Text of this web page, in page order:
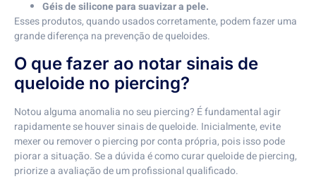
Géis de silicone para suavizar a pele.
Esses produtos, quando usados corretamente, podem fazer uma
grande diferença na prevenção de queloides.
O que fazer ao notar sinais de
queloide no piercing?
Notou alguma anomalia no seu piercing? É fundamental agir
rapidamente se houver sinais de queloide. Inicialmente, evite
mexer ou remover o piercing por conta própria, pois isso pode
piorar a situação. Se a dúvida é como curar queloide de piercing,
priorize a avaliação de um profissional qualificado.